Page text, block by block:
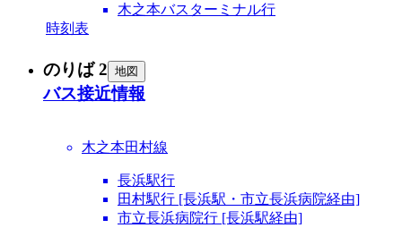
木之本バスターミナル行
時刻表
のりば 2 地図
バス接近情報
木之本田村線
長浜駅行
田村駅行 [長浜駅・市立長浜病院経由]
市立長浜病院行 [長浜駅経由]